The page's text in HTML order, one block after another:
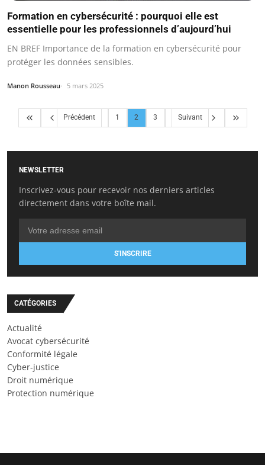
Formation en cybersécurité : pourquoi elle est
essentielle pour les professionnels d’aujourd’hui
EN BREF Importance de la formation en cybersécurité pour
protéger les données sensibles.
Manon Rousseau 5 mars 2025
Précédent 1 2 3 Suivant
NEWSLETTER
Inscrivez-vous pour recevoir nos derniers articles
directement dans votre boîte mail.
S'INSCRIRE
CATÉGORIES
Actualité
Avocat cybersécurité
Conformité légale
Cyber-justice
Droit numérique
Protection numérique